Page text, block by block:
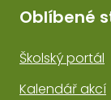
Oblíbené
Školský portál
Kalendář akcí